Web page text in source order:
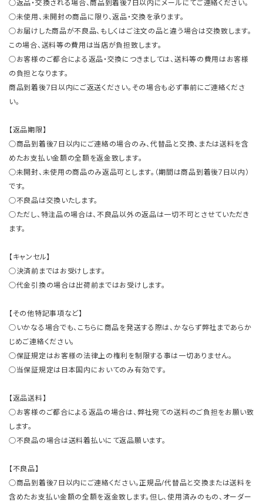
○返品・交換される場合、商品到着後7日以内にメールにてご連絡ください。
○未使用、未開封の商品に限り、返品・交換を承ります。
○お届けした商品が不良品、もしくはご注文の品と違う場合は交換致します。
この場合、送料等の費用は当店が負担致します。
○お客様のご都合による返品・交換につきましては、送料等の費用はお客様
の負担となります。
商品到着後7日以内にご返送ください。その場合も必ず事前にご連絡くださ
い。
【返品期限】
○商品到着後7日以内にご連絡の場合のみ、代替品と交換、または送料を含
めたお支払い金額の全額を返金致します。
○未開封、未使用の商品のみ返品可とします。（期間は商品到着後7日以内）
です。
○不良品は交換いたします。
○ただし、特注品の場合は、不良品以外の返品は一切不可とさせていただき
ます。
【キャンセル】
○決済前まではお受けします。
○代金引換の場合は出荷前まではお受けします。
【その他特記事項など】
○いかなる場合でも、こちらに商品を発送する際は、かならず弊社まであらか
じめご連絡ください。
○保証規定はお客様の法律上の権利を制限する事は一切ありません。
○当保証規定は日本国内においてのみ有効です。
【返品送料】
○お客様のご都合による返品の場合は、弊社宛ての送料のご負担をお願い致
します。
○不良品の場合は送料着払いにて返品願います。
【不良品】
○商品到着後7日以内にご連絡ください。正規品/代替品と交換または送料を
含めたお支払い金額の全額を返金致します。但し、使用済みのもの、オーダー